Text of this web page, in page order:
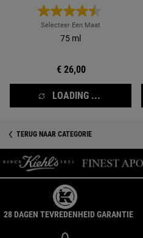
Selecteer Een Maat
75 ml
€ 26,00
LOADING ...
TERUG NAAR CATEGORIE
28 DAGEN TEVREDENHEID GARANTIE